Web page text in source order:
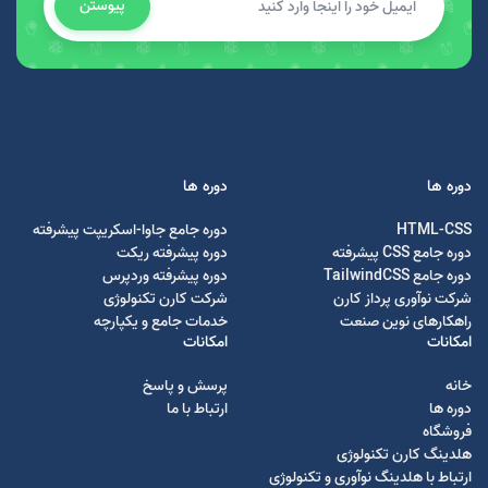
پیوستن
دوره ها
HTML-CSS
دوره جامع CSS پیشرفته
دوره جامع TailwindCSS
شرکت نوآوری پرداز کارن
راهکارهای نوین صنعت
دوره ها
دوره جامع جاوا-اسکریپت پیشرفته
دوره پیشرفته ریکت
دوره پیشرفته وردپرس
شرکت کارن تکنولوژی
خدمات جامع و یکپارچه
امکانات
خانه
دوره ها
فروشگاه
هلدینگ کارن تکنولوژی
ارتباط با هلدینگ نوآوری و تکنولوژی
امکانات
پرسش و پاسخ
ارتباط با ما